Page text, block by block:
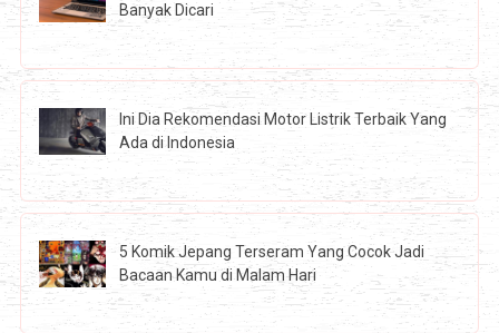
Banyak Dicari
Ini Dia Rekomendasi Motor Listrik Terbaik Yang
Ada di Indonesia
5 Komik Jepang Terseram Yang Cocok Jadi
Bacaan Kamu di Malam Hari